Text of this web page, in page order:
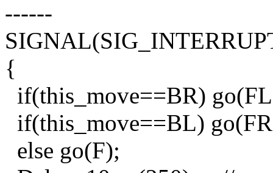
------
{
if(this_move==BR)
if(this_move==BL)
else go(F);